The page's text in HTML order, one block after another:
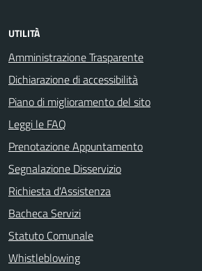
UTILITÀ
Amministrazione Trasparente
Dichiarazione di accessibilità
Piano di miglioramento del sito
Leggi le FAQ
Prenotazione Appuntamento
Segnalazione Disservizio
Richiesta d'Assistenza
Bacheca Servizi
Statuto Comunale
Whistleblowing